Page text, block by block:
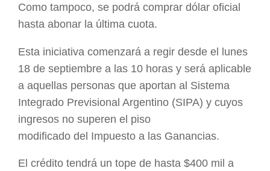
Como tampoco, se podrá comprar dólar oficial
hasta abonar la última cuota.
Esta iniciativa comenzará a regir desde el lunes
18 de septiembre a las 10 horas y será aplicable
a aquellas personas que aportan al Sistema
Integrado Previsional Argentino (SIPA) y cuyos
ingresos no superen el piso
modificado del Impuesto a las Ganancias.
El crédito tendrá un tope de hasta $400 mil a